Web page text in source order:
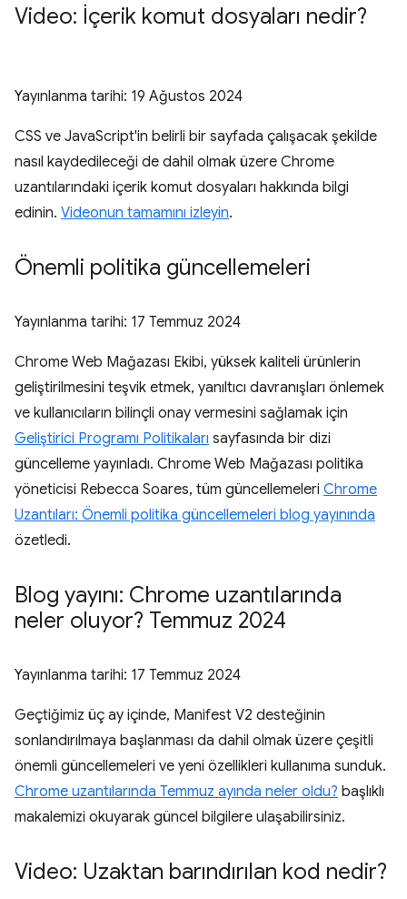
Video: İçerik komut dosyaları nedir?
Yayınlanma tarihi: 19 Ağustos 2024
CSS ve JavaScript'in belirli bir sayfada çalışacak şekilde
nasıl kaydedileceği de dahil olmak üzere Chrome
uzantılarındaki içerik komut dosyaları hakkında bilgi
edinin. Videonun tamamını izleyin.
Önemli politika güncellemeleri
Yayınlanma tarihi: 17 Temmuz 2024
Chrome Web Mağazası Ekibi, yüksek kaliteli ürünlerin
geliştirilmesini teşvik etmek, yanıltıcı davranışları önlemek
ve kullanıcıların bilinçli onay vermesini sağlamak için
Geliştirici Programı Politikaları sayfasında bir dizi
güncelleme yayınladı. Chrome Web Mağazası politika
yöneticisi Rebecca Soares, tüm güncellemeleri Chrome
Uzantıları: Önemli politika güncellemeleri blog yayınında
özetledi.
Blog yayını: Chrome uzantılarında
neler oluyor? Temmuz 2024
Yayınlanma tarihi: 17 Temmuz 2024
Geçtiğimiz üç ay içinde, Manifest V2 desteğinin
sonlandırılmaya başlanması da dahil olmak üzere çeşitli
önemli güncellemeleri ve yeni özellikleri kullanıma sunduk.
Chrome uzantılarında Temmuz ayında neler oldu? başlıklı
makalemizi okuyarak güncel bilgilere ulaşabilirsiniz.
Video: Uzaktan barındırılan kod nedir?